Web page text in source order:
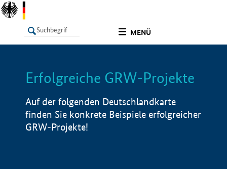
MENÜ
LISTE Info
Erfolgreiche GRW-Projekte
Auf der folgenden Deutschlandkarte
finden Sie konkrete Beispiele erfolgreicher
GRW-Projekte!